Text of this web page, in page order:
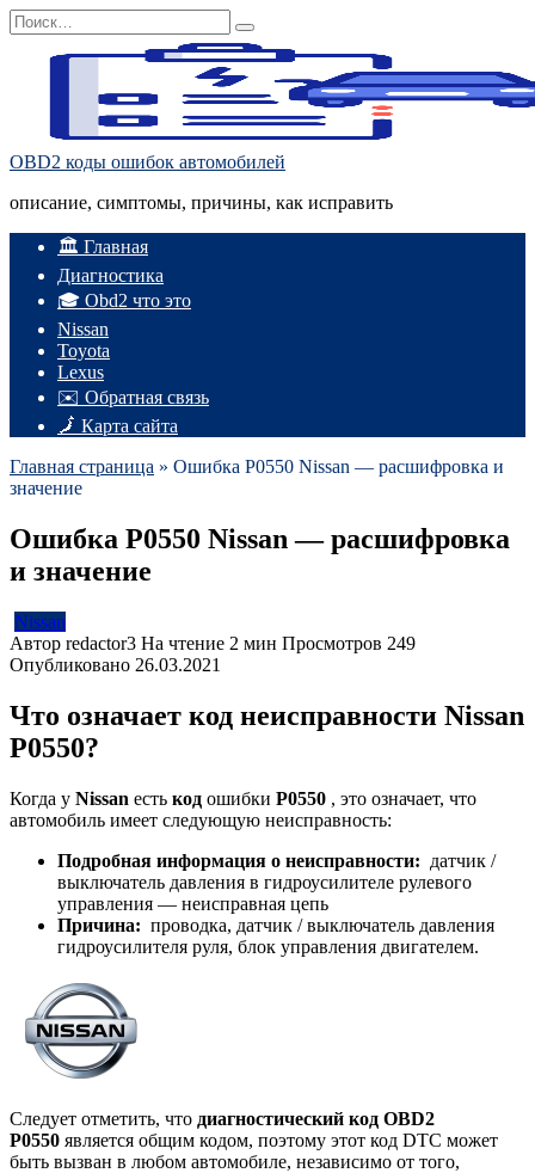
Перейти
к
содержанию
Search
for:
OBD2 коды ошибок автомобилей
описание, симптомы, причины, как исправить
🏛️ Главная
Диагностика
🎓 Obd2 что это
Nissan
Toyota
Lexus
✉️ Обратная связь
🗾 Карта сайта
Главная страница » Ошибка P0550 Nissan — расшифровка и
значение
Ошибка P0550 Nissan — расшифровка
и значение
Nissan
Автор redactor3 На чтение 2 мин Просмотров 249
Опубликовано 26.03.2021
Что означает код неисправности Nissan
P0550?
Когда у Nissan есть код ошибки P0550 , это означает, что
автомобиль имеет следующую неисправность:
Подробная информация о неисправности: датчик /
выключатель давления в гидроусилителе рулевого
управления — неисправная цепь
Причина: проводка, датчик / выключатель давления
гидроусилителя руля, блок управления двигателем.
Следует отметить, что диагностический код OBD2
P0550 является общим кодом, поэтому этот код DTC может
быть вызван в любом автомобиле, независимо от того,